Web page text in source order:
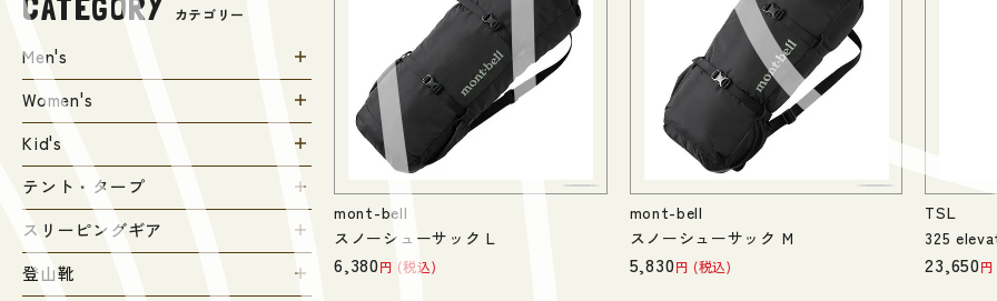
CATEGORY カテゴリー
Men's
Women's
Kid's
テント・タープ
スリーピングギア
登山靴
mont-bell
スノーシューサック L
6,380 税込
mont-bell
スノーシューサック M
5,830 税込
TSL
325
23,650